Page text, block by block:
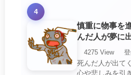
4
慎重に物事を
んだ人が夢に
4275 View
死んだ人が出て
心や悲しみを引